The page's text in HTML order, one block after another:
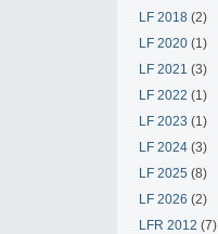
LF 2018 (2)
LF 2020 (1)
LF 2021 (3)
LF 2022 (1)
LF 2023 (1)
LF 2024 (3)
LF 2025 (8)
LF 2026 (2)
LFR 2012 (7)